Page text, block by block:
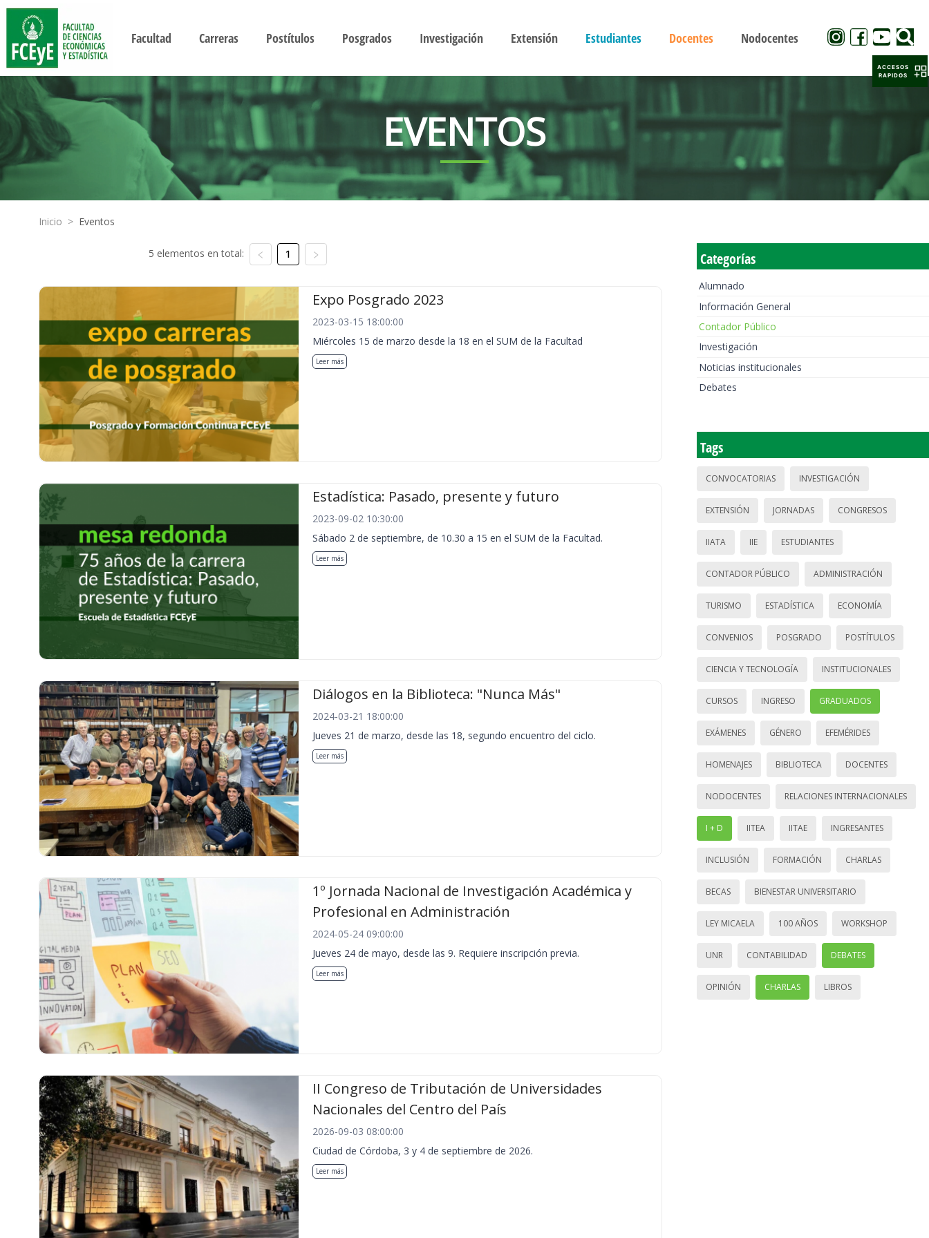
Facultad Carreras Postítulos Posgrados Investigación Extensión Estudiantes Docentes Nodocentes
EVENTOS
Inicio > Eventos
5 elementos en total: 1
Expo Posgrado 2023
2023-03-15 18:00:00
Miércoles 15 de marzo desde la 18 en el SUM de la Facultad
Leer más
Estadística: Pasado, presente y futuro
2023-09-02 10:30:00
Sábado 2 de septiembre, de 10.30 a 15 en el SUM de la Facultad.
Leer más
Diálogos en la Biblioteca: "Nunca Más"
2024-03-21 18:00:00
Jueves 21 de marzo, desde las 18, segundo encuentro del ciclo.
Leer más
1º Jornada Nacional de Investigación Académica y
Profesional en Administración
2024-05-24 09:00:00
Jueves 24 de mayo, desde las 9. Requiere inscripción previa.
Leer más
II Congreso de Tributación de Universidades
Nacionales del Centro del País
2026-09-03 08:00:00
Ciudad de Córdoba, 3 y 4 de septiembre de 2026.
Leer más
Categorías
Alumnado
Información General
Contador Público
Investigación
Noticias institucionales
Debates
Tags
CONVOCATORIAS INVESTIGACIÓN
EXTENSIÓN JORNADAS CONGRESOS
IIATA IIE ESTUDIANTES
CONTADOR PÚBLICO ADMINISTRACIÓN
TURISMO ESTADÍSTICA ECONOMÍA
CONVENIOS POSGRADO POSTÍTULOS
CIENCIA Y TECNOLOGÍA INSTITUCIONALES
CURSOS INGRESO GRADUADOS
EXÁMENES GÉNERO EFEMÉRIDES
HOMENAJES BIBLIOTECA DOCENTES
NODOCENTES RELACIONES INTERNACIONALES
I + D IITEA IITAE INGRESANTES
INCLUSIÓN FORMACIÓN CHARLAS
BECAS BIENESTAR UNIVERSITARIO
LEY MICAELA 100 AÑOS WORKSHOP
UNR CONTABILIDAD DEBATES
OPINIÓN CHARLAS LIBROS
ACCESOS
RAPIDOS